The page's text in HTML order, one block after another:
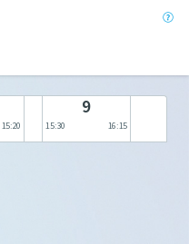
15:20
9
15:30 16:15